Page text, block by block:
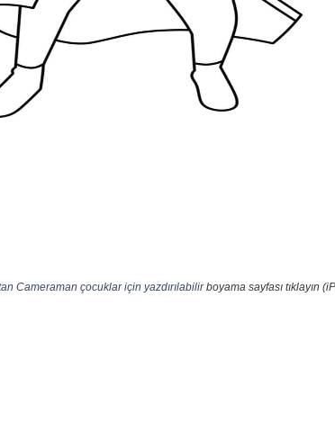
Cameraman çocuklar için yazdırılabilirboyama sayfası tıklayın